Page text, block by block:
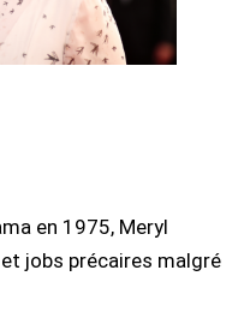
en 1975, Meryl
jobs précaires malgré